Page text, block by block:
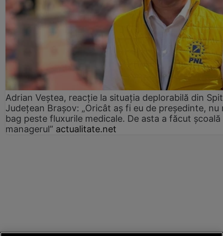
Adrian Veștea, reacție la situația deplorabilă din
Județean Brașov: „Oricât aș fi eu de președinte, nu
bag peste fluxurile medicale. De asta a făcut școală
managerul” actualitate.net